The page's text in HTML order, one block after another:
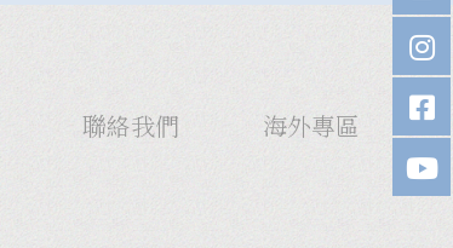
聯絡我們 海外專區